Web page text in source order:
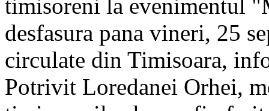
timisoreni la evenimentul
desfasura pana vineri, 25
circulate din Timisoara,
Potrivit Loredanei Orhei,